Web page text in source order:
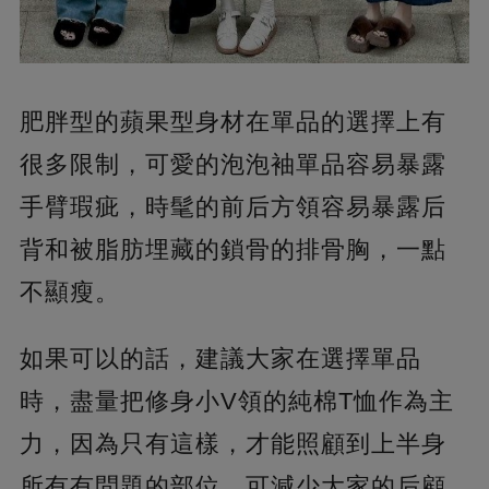
肥胖型的蘋果型身材在單品的選擇上有
很多限制，可愛的泡泡袖單品容易暴露
手臂瑕疵，時髦的前后方領容易暴露后
背和被脂肪埋藏的鎖骨的排骨胸，一點
不顯瘦。
如果可以的話，建議大家在選擇單品
時，盡量把修身小V領的純棉T恤作為主
力，因為只有這樣，才能照顧到上半身